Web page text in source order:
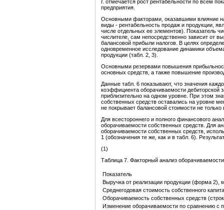
г. отмечается рост рентабельности по всем
предприятия.
Основными факторами, оказавшими влияние
виды - рентабельность продаж и продукции,
числе отдельных ее элементов). Показатель
числителе, сам непосредственно зависит от
балансовой прибыли налогов. В целях
одновременное исследование динамики
продукции (табл. 2, 3).
Основными резервами повышения
основных средств, а также повышение
Данные табл. 6 показывают, что значения
коэффициента оборачиваемости дебиторской
приблизительно на одном уровне. При этом
собственных средств оставались на уровне
не покрывает балансовой стоимости не только
Для всестороннего и полного финансового
оборачиваемости собственных средств. Для
оборачиваемости собственных средств,
1 (обозначения те же, как и в табл. 6).
(1)
Таблица 7. Факторный анализ
Показатель
Выручка от реализации продукции (форма 2),
Среднегодовая стоимость собственного
Оборачиваемость собственных средств
Изменение оборачиваемости по сравнению с